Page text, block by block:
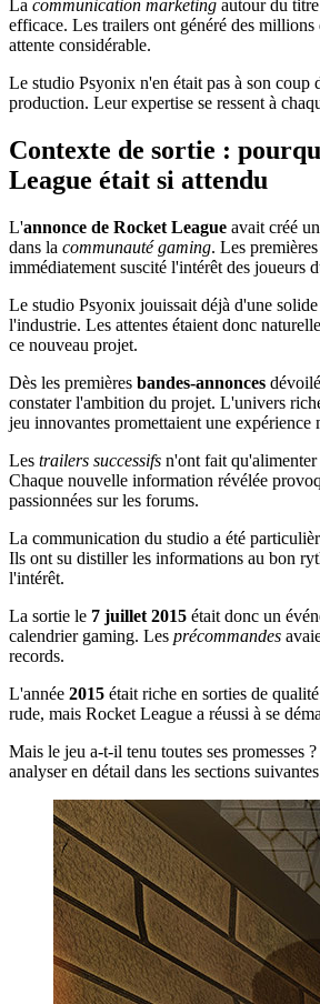
La communication marketing autour du
efficace. Les trailers ont généré des millions
attente considérable.
Le studio Psyonix n'en était pas à son coup
production. Leur expertise se ressent à
Contexte de sortie :
League était si attendu
L'annonce de Rocket League avait créé
dans la communauté gaming. Les
immédiatement suscité l'intérêt des joueurs
Le studio Psyonix jouissait déjà d'une
l'industrie. Les attentes étaient donc
ce nouveau projet.
Dès les premières bandes-annonces
constater l'ambition du projet. L'univers
jeu innovantes promettaient une expérience
Les trailers successifs n'ont fait qu'alimenter
Chaque nouvelle information révélée
passionnées sur les forums.
La communication du studio a été
Ils ont su distiller les informations au bon
l'intérêt.
La sortie le 7 juillet 2015 était donc un
calendrier gaming. Les précommandes
records.
L'année 2015 était riche en sorties de
rude, mais Rocket League a réussi à se
Mais le jeu a-t-il tenu toutes ses promesses
analyser en détail dans les sections